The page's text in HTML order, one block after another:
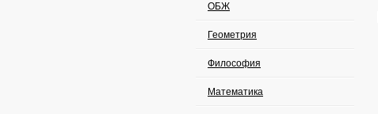
ОБЖ
Геометрия
Философия
Математика